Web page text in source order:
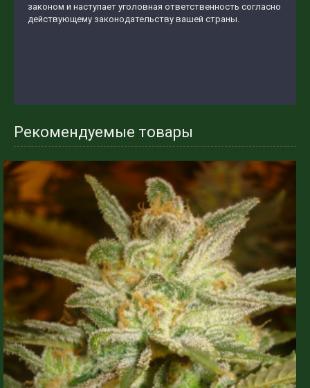
законом и наступает уголовная ответственность согласно
действующему законодательству вашей страны.
Рекомендуемые товары